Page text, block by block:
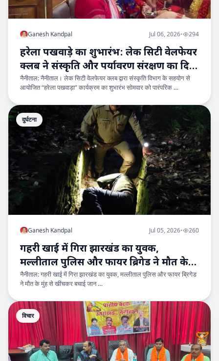
Ganesh Kandpal Jul 06, 2026• 294
हरेला पखवाड़े का शुभारंभ: लेक सिटी वेलफेयर
क्लब ने संस्कृति और पर्यावरण संरक्षण का दिया
संदेश
नैनीताल: नैनीताल। लेक सिटी वेलफेयर क्लब द्वारा संस्कृति विभाग के सहयोग से
आयोजित “हरेला पखवाड़ा” कार्यक्रम का शुभारंभ सोमवार को पारंपरिक …
दुर्घटना
Ganesh Kandpal Jul 05, 2026• 260
गहरी खाई में गिरा झारखंड का युवक,
मल्लीताल पुलिस और फायर ब्रिगेड ने मौत के
मुंह से खींचकर बचाई जान
नैनीताल: गहरी खाई में गिरा झारखंड का युवक, मल्लीताल पुलिस और फायर ब्रिगेड
ने मौत के मुंह से खींचकर बचाई जान …
विचार